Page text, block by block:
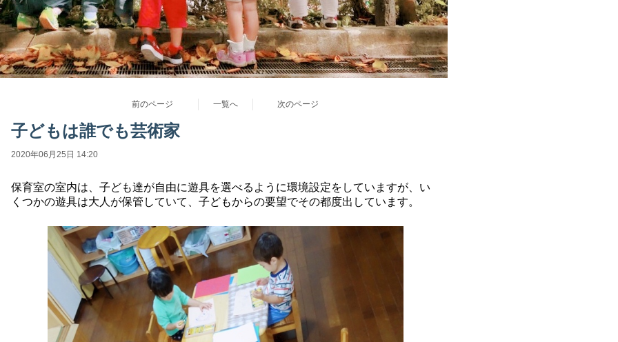
前のページ 一覧へ 次のページ
子どもは誰でも芸術家
2020年06月25日 14:20
保育室の室内は、子ども達が自由に遊具を選べるように環境設定をしていますが、い
くつかの遊具は大人が保管していて、子どもからの要望でその都度出しています。